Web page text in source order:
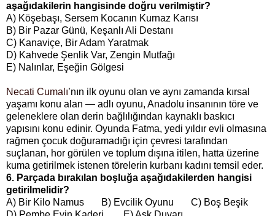
aşağıdakilerin hangisinde doğru verilmiştir?
A) Köşebaşı, Sersem Kocanın Kurnaz Karısı
B) Bir Pazar Günü, Keşanlı Ali Destanı
C) Kanaviçe, Bir Adam Yaratmak
D) Kahvede Şenlik Var, Zengin Mutfağı
E) Nalınlar, Eşeğin Gölgesi
Necati Cumalı’nın ilk oyunu olan ve aynı zamanda kırsal
yaşamı konu alan — adlı oyunu, Anadolu insanının töre ve
geleneklere olan derin bağlılığından kaynaklı baskıcı
yapısını konu edinir. Oyunda Fatma, yedi yıldır evli olmasına
rağmen çocuk doğuramadığı için çevresi tarafından
suçlanan, hor görülen ve toplum dışına itilen, hatta üzerine
kuma getirilmek istenen törelerin kurbanı kadını temsil eder.
6. Parçada bırakılan boşluğa aşağıdakilerden hangisi
getirilmelidir?
A) Bir Kilo Namus B) Evcilik Oyunu C) Boş Beşik